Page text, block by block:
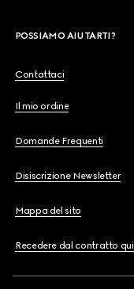
POSSIAMO AIUTARTI?
Contattaci
Il mio ordine
Domande Frequenti
Disiscrizione Newsletter
Mappa del sito
Recedere dal contratto qui